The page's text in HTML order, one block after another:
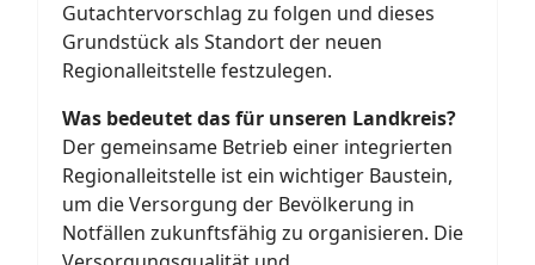
Gutachtervorschlag zu folgen und dieses
Grundstück als Standort der neuen
Regionalleitstelle festzulegen.
Was bedeutet das für unseren Landkreis?
Der gemeinsame Betrieb einer integrierten
Regionalleitstelle ist ein wichtiger Baustein,
um die Versorgung der Bevölkerung in
Notfällen zukunftsfähig zu organisieren. Die